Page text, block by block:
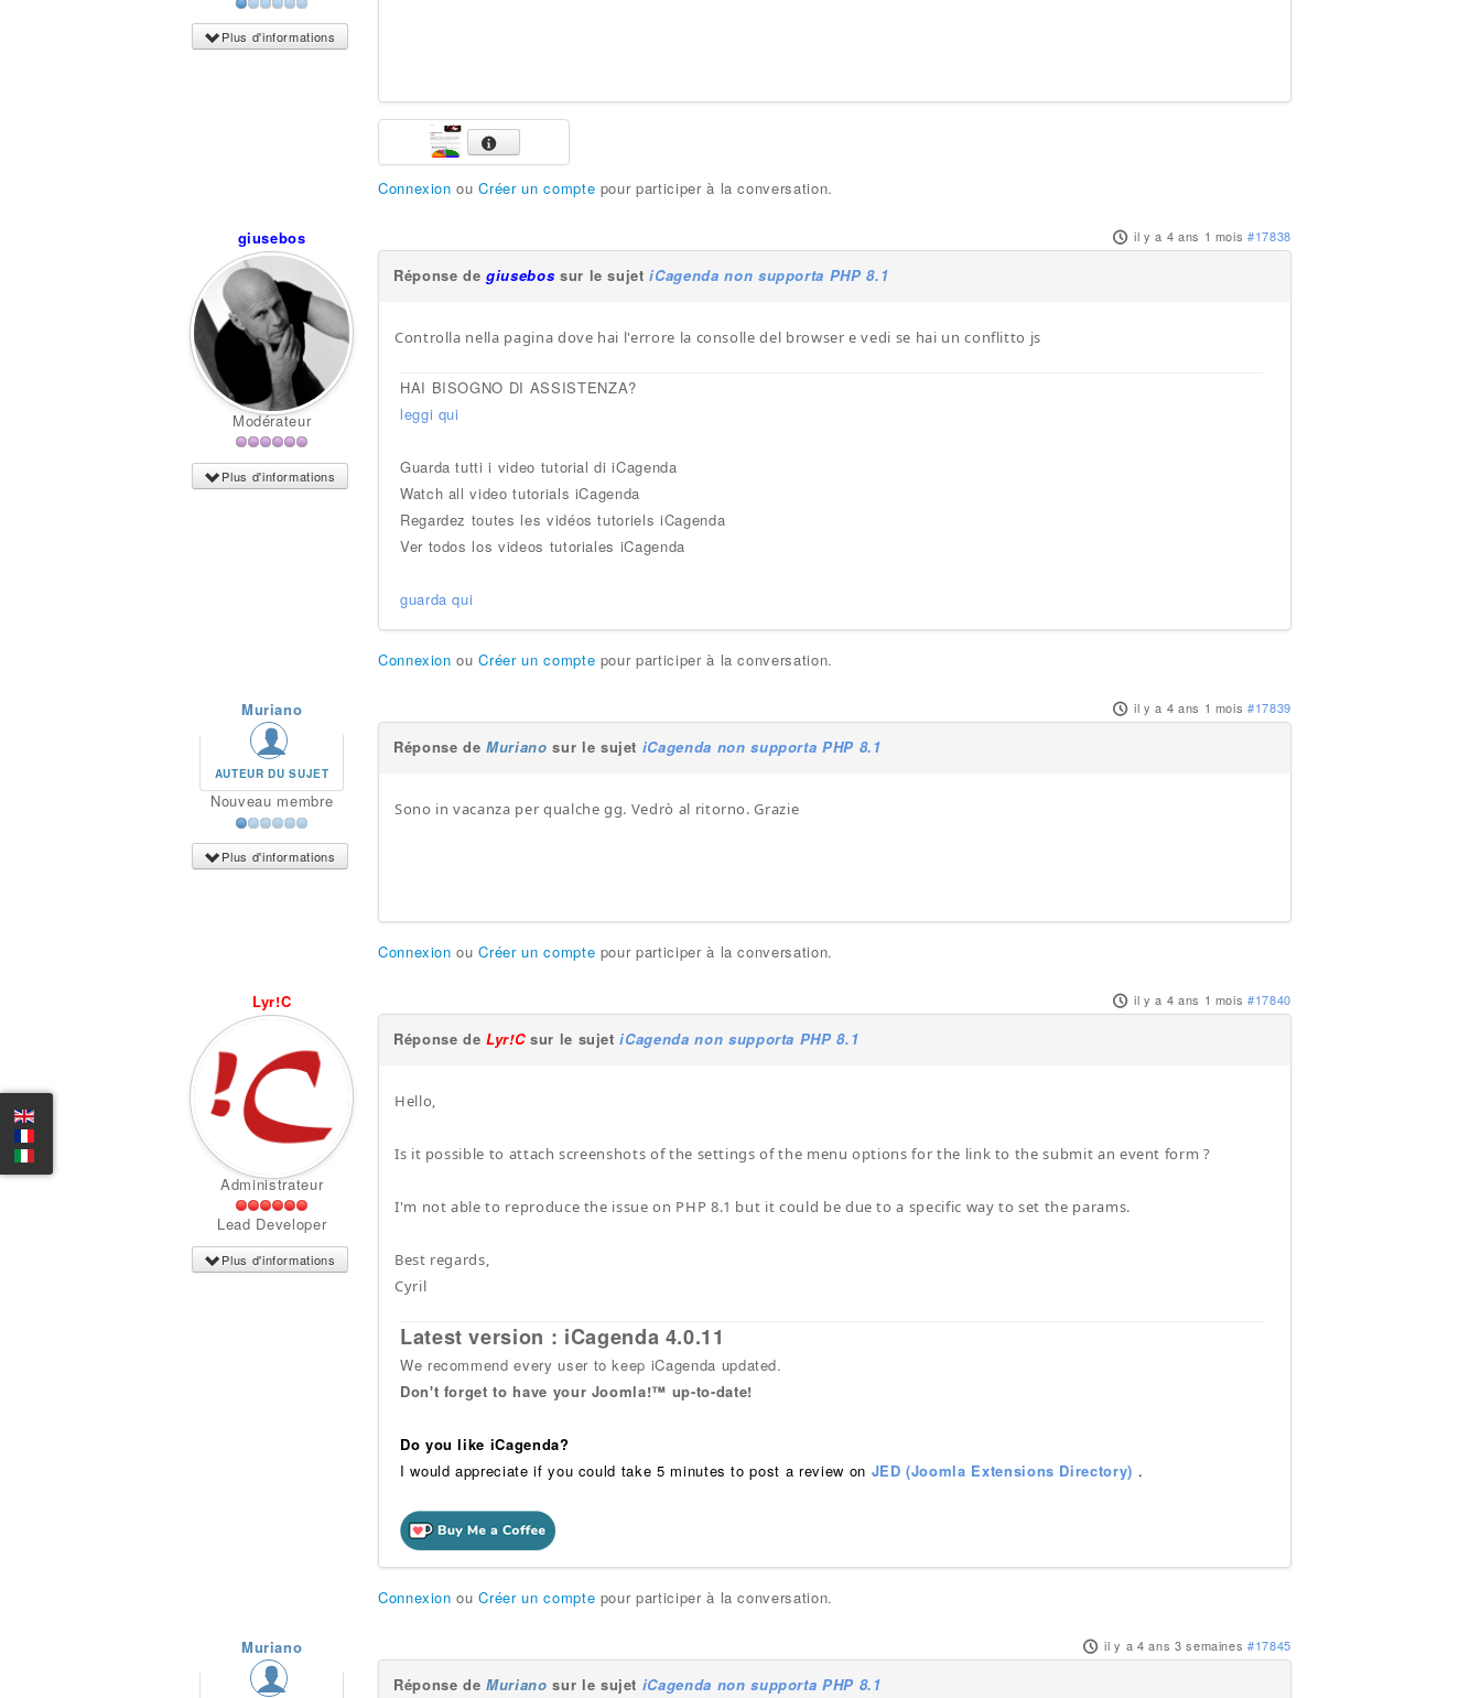
Plus d'informations
Connexion ouCréer un compte pour participer à la conversation.
giusebos
Modérateur
Plus d'informations
il y a 4 ans 1 mois #17838
Réponse degiusebos sur le sujetiCagenda non supporta PHP 8.1
Controlla nella pagina dove hai l'errore la consolle del browser e vedi se hai un conflitto js
HAI BISOGNO DI ASSISTENZA?
leggi qui
Guarda tutti i video tutorial di iCagenda
Watch all video tutorials iCagenda
Regardez toutes les vidéos tutoriels iCagenda
Ver todos los videos tutoriales iCagenda
guarda qui
Connexion ouCréer un compte pour participer à la conversation.
Muriano
AUTEUR DU SUJET
Nouveau membre
Plus d'informations
il y a 4 ans 1 mois #17839
Réponse deMuriano sur le sujet iCagenda non supporta PHP 8.1
Sono in vacanza per qualche gg. Vedrò al ritorno. Grazie
Connexion ouCréer un compte pour participer à la conversation.
Lyr!C
Administrateur
Lead Developer
Plus d'informations
il y a 4 ans 1 mois #17840
Réponse deLyr!Csur le sujetiCagenda non supporta PHP 8.1
Hello,
Is it possible to attach screenshots of the settings of the menu options for the link to the submit an event form ?
I'm not able to reproduce the issue on PHP 8.1 but it could be due to a specific way to set the params.
Best regards,
Cyril
Latest version : iCagenda 4.0.11
We recommend every user to keep iCagenda updated.
Don't forget to have your Joomla!™ up-to-date!
Do you like iCagenda?
I would appreciate if you could take 5 minutes to post a review on JED (Joomla Extensions Directory) .
Connexion ouCréer un compte pour participer à la conversation.
Muriano il y a 4 ans 3 semaines #17845
Réponse deMuriano sur le sujet iCagenda non supporta PHP 8.1